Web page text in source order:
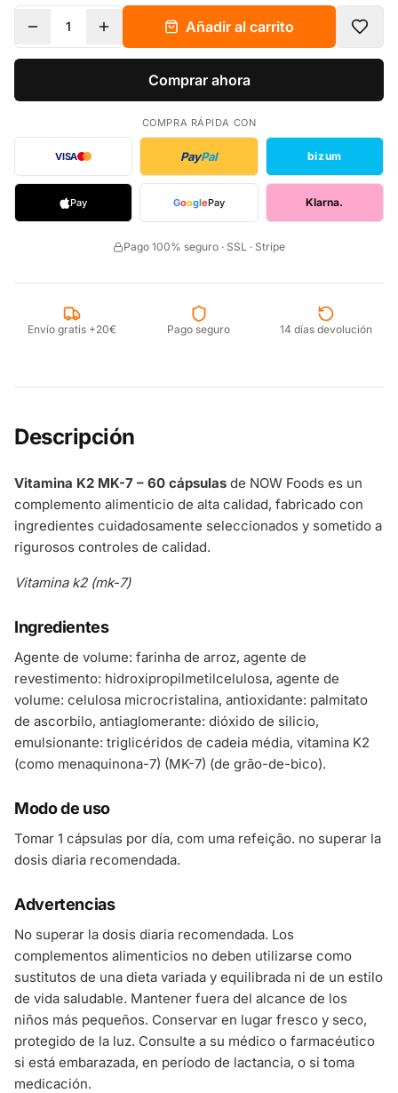
1 Añadir al carrito
Comprar ahora
COMPRA RÁPIDA CON
VISA PayPal bizum
Pay GooglePay Klarna.
Pago 100% seguro · SSL · Stripe
Envío gratis +20€ Pago seguro 14 días devolución
Descripción
Vitamina K2 MK-7 – 60 cápsulas de NOW Foods es un
complemento alimenticio de alta calidad, fabricado con
ingredientes cuidadosamente seleccionados y sometido a
rigurosos controles de calidad.
Vitamina k2 (mk-7)
Ingredientes
Agente de volume: farinha de arroz, agente de
revestimento: hidroxipropilmetilcelulosa, agente de
volume: celulosa microcristalina, antioxidante: palmitato
de ascorbilo, antiaglomerante: dióxido de silicio,
emulsionante: triglicéridos de cadeia média, vitamina K2
(como menaquinona-7) (MK-7) (de grão-de-bico).
Modo de uso
Tomar 1 cápsulas por día, com uma refeição. no superar la
dosis diaria recomendada.
Advertencias
No superar la dosis diaria recomendada. Los
complementos alimenticios no deben utilizarse como
sustitutos de una dieta variada y equilibrada ni de un estilo
de vida saludable. Mantener fuera del alcance de los
niños más pequeños. Conservar en lugar fresco y seco,
protegido de la luz. Consulte a su médico o farmacéutico
si está embarazada, en período de lactancia, o si toma
medicación.